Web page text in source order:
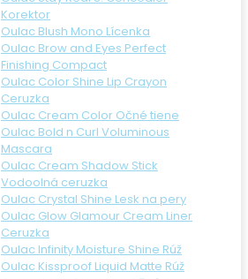
Korektor
Oulac Blush Mono Lícenka
Oulac Brow and Eyes Perfect
Finishing Compact
Oulac Color Shine Lip Crayon
Ceruzka
Oulac Cream Color Očné tiene
Oulac Bold n Curl Voluminous
Mascara
Oulac Cream Shadow Stick
Vodoolná ceruzka
Oulac Crystal Shine Lesk na pery
Oulac Glow Glamour Cream Liner
Ceruzka
Oulac Infinity Moisture Shine Rúž
Oulac Kissproof Liquid Matte Rúž